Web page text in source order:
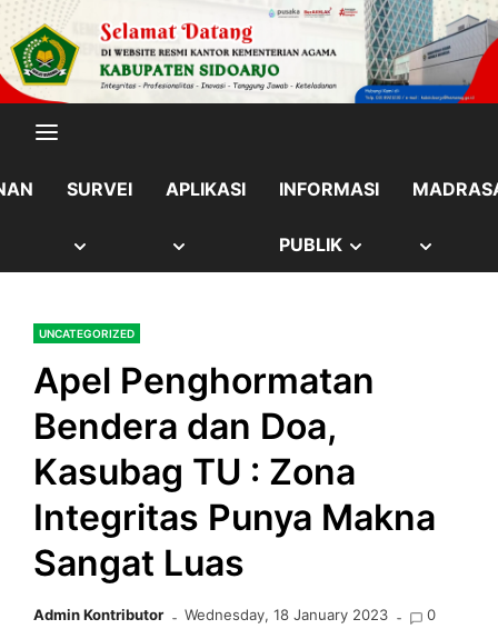
content
Skip
to
content
SURVEI APLIKASI INFORMASI
PUBLIK SHOW
UNCATEGORIZED
Apel Penghormatan
Bendera dan Doa,
Kasubag TU : Zona
Integritas Punya Makna
Sangat Luas
Admin Kontributor Wednesday, 18 January 2023 0